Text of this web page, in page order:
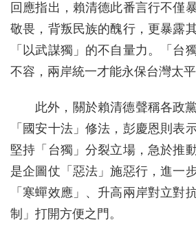
回應指出，賴清德此番言行不僅
敬畏，背叛民族的醜行，更暴露
「以武謀獨」的不自量力。「台
不容，兩岸統一才能永保台灣太平
此外，關於賴清德聲稱各政
「國安十法」修法，彭慶恩則表
堅持「台獨」分裂立場，急於推
是企圖仗「惡法」施惡行，進一
「寒蟬效應」、升高兩岸對立對
制」打開方便之門。